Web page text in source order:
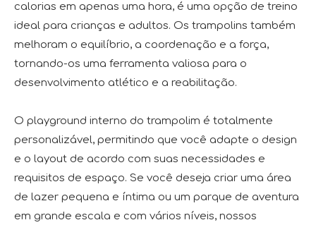
calorias em apenas uma hora, é uma opção de treino
ideal para crianças e adultos. Os trampolins também
melhoram o equilíbrio, a coordenação e a força,
tornando-os uma ferramenta valiosa para o
desenvolvimento atlético e a reabilitação.
O playground interno do trampolim é totalmente
personalizável, permitindo que você adapte o design
e o layout de acordo com suas necessidades e
requisitos de espaço. Se você deseja criar uma área
de lazer pequena e íntima ou um parque de aventura
em grande escala e com vários níveis, nossos